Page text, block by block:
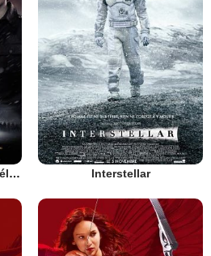
Twilight - Chapitre 5 : Révélation 2e partie Interstellar